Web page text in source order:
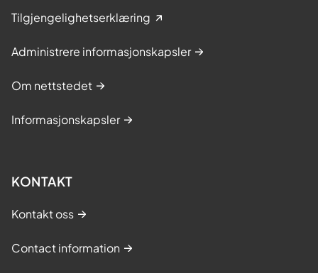
Tilgjengelighetserklæring
Administrere informasjonskapsler
Om nettstedet
Informasjonskapsler
KONTAKT
Kontakt oss
Contact information